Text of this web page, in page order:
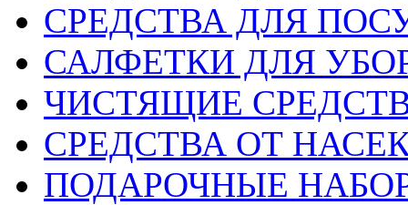
СРЕДСТВА ДЛЯ
САЛФЕТКИ ДЛЯ
ЧИСТЯЩИЕ
СРЕДСТВА ОТ
ПОДАРОЧНЫЕ